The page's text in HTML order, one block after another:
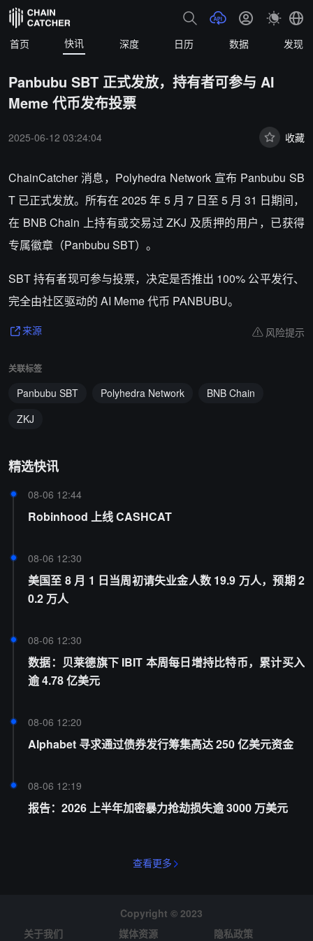
首页 快讯 深度 日历 数据 发现
Panbubu SBT 正式发放，持有者可参与 AI
Meme 代币发布投票
2025-06-12 03:24:04 收藏
ChainCatcher 消息， Polyhedra Network 宣布 Panbubu SB
T 已正式发放。所有在 2025 年 5 月 7 日至 5 月 31 日期间，
在 BNB Chain 上持有或交易过 ZKJ 及质押的用户，已获得
专属徽章（Panbubu SBT）。
SBT 持有者现可参与投票，决定是否推出 100% 公平发行、
完全由社区驱动的 AI Meme 代币 PANBUBU。
来源 风险提示
关联标签
Panbubu SBT Polyhedra Network
BNB Chain
ZKJ
精选快讯
08-06 12:44
Robinhood 上线 CASHCAT
08-06 12:30
美国至 8 月 1 日当周初请失业金人数 19.9 万人，预期 2
0.2 万人
08-06 12:30
数据：贝莱德旗下 IBIT 本周每日增持比特币，累计买入
逾 4.78 亿美元
08-06 12:20
Alphabet 寻求通过债券发行筹集高达 250 亿美元资金
08-06 12:19
报告：2026 上半年加密暴力抢劫损失逾 3000 万美元
查看更多
Copyright © 2023
关于我们
媒体资源 隐私政策